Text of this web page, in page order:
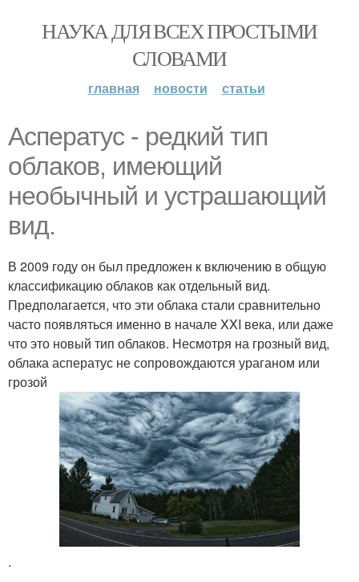
НАУКА ДЛЯ ВСЕХ ПРОСТЫМИ
СЛОВАМИ
главная новости статьи
Асператус - редкий тип
облаков, имеющий
необычный и устрашающий
вид.
В 2009 году он был предложен к включению в общую
классификацию облаков как отдельный вид.
Предполагается, что эти облака стали сравнительно
часто появляться именно в начале XXI века, или даже
что это новый тип облаков. Несмотря на грозный вид,
облака асператус не сопровождаются ураганом или
грозой
.